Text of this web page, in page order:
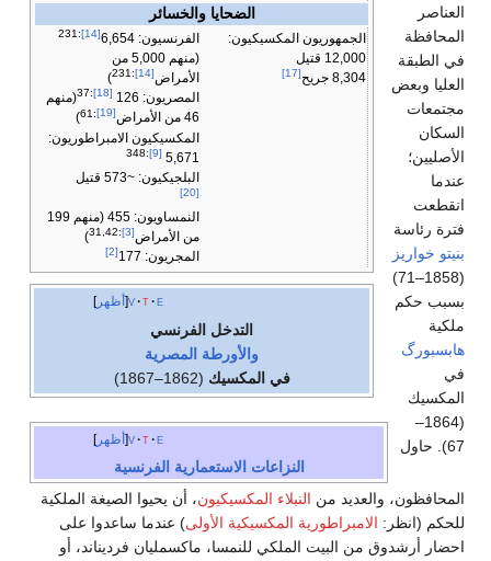
الضحايا والخسائر
الجمهوريون المكسيكيون:
12,000 قتيل
8,304 جريح
[17]
الفرنسيون: 6,654 [14]
:231
(منهم 5,000 من
الأمراض[14]
:231
)
المصريون: 126
[18]
:37
(منهم
46 من الأمراض
[19]
:61
)
المكسيكيون الامبراطوريون:
5,671
[9]
:348
البلجيكيون: ~573 قتيل
[20]
النمساويون: 455 (منهم 199
من الأمراض[3]
:31,42
)
المجريون: 177
[2]
أظهر v t e
التدخل الفرنسي
و الأورطة المصرية
في المكسيك (1862–1867)
أظهر v t e
النزاعات الاستعمارية الفرنسية
العناصر
المحافظة
في الطبقة
العليا وبعض
مجتمعات
السكان
الأصليين؛
عندما
انقطعت
فترة رئاسة
بنيتو خواريز
(1858–71)
بسبب حكم
ملكية
هابسبورگ
في
المكسيك
(1864–
67). حاول
المحافظون، والعديد من النبلاء المكسيكيون، أن يحيوا الصيغة الملكية
للحكم (انظر: الامبراطورية المكسيكية الأولى) عندما ساعدوا على
احضار أرشدوق من البيت الملكي للنمسا، ماكسمليان فرديناند، أو